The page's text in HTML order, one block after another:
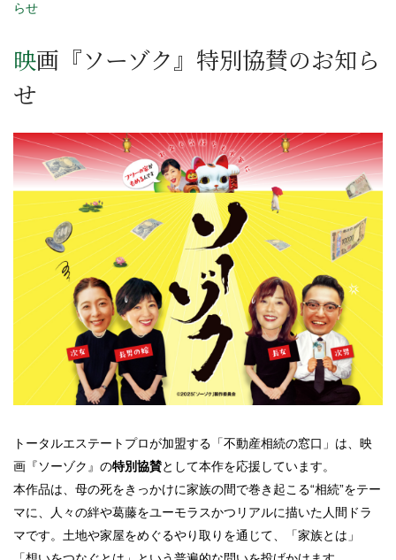
らせ
映画『ソーゾク』特別協賛のお知ら
せ
トータルエステートプロが加盟する「不動産相続の窓口」は、映
画『ソーゾク』の特別協賛として本作を応援しています。
本作品は、母の死をきっかけに家族の間で巻き起こる“相続”をテー
マに、人々の絆や葛藤をユーモラスかつリアルに描いた人間ドラ
マです。土地や家屋をめぐるやり取りを通じて、「家族とは」